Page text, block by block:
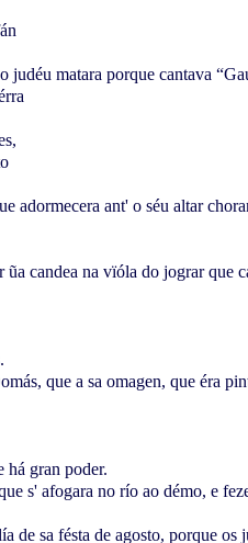
judéu matara porque cantava
adormecera ant' o séu altar
candea na vïóla do jograr que
que a sa omagen, que éra
há gran poder.
s' afogara no río ao démo, e
de sa fésta de agosto, porque